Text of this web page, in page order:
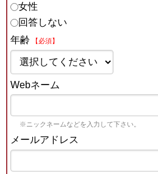
女性
回答しない
年齢
【必須】
Webネーム
※ニックネームなどを入力して下さい。
メールアドレス